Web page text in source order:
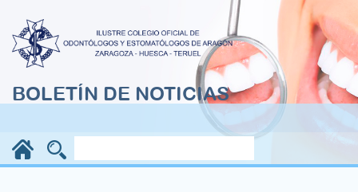
BOLETÍN DE NOTICIAS